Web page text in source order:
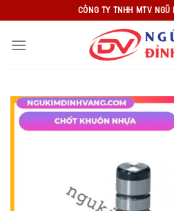
qua
nội
CÔNG TY TNHH MTV